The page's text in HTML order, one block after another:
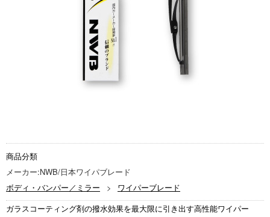
商品分類
メーカー:NWB/日本ワイパブレード
ボディ・バンパー／ミラー
ワイパーブレード
ガラスコーティング剤の撥水効果を最大限に引き出す高性能ワイパー